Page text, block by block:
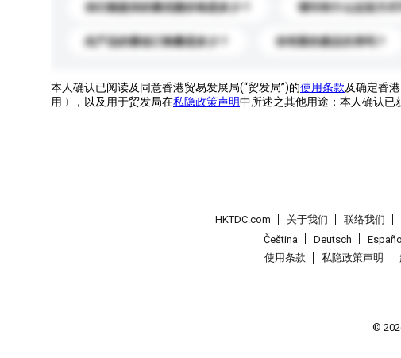
你们能提供的最优惠价格是多少？ 请问有什么运送方式
此产品的最低订购量是多少？ 你有新的產品目录吗？
本人确认已阅读及同意香港贸易发展局(“贸发局”)的使用条款及确定香
用﹞，以及用于贸发局在私隐政策声明中所述之其他用途；本人确认已
HKTDC.com 关于我们 联络我们
Čeština
Deutsch
使用条款
私隐政策声明
©